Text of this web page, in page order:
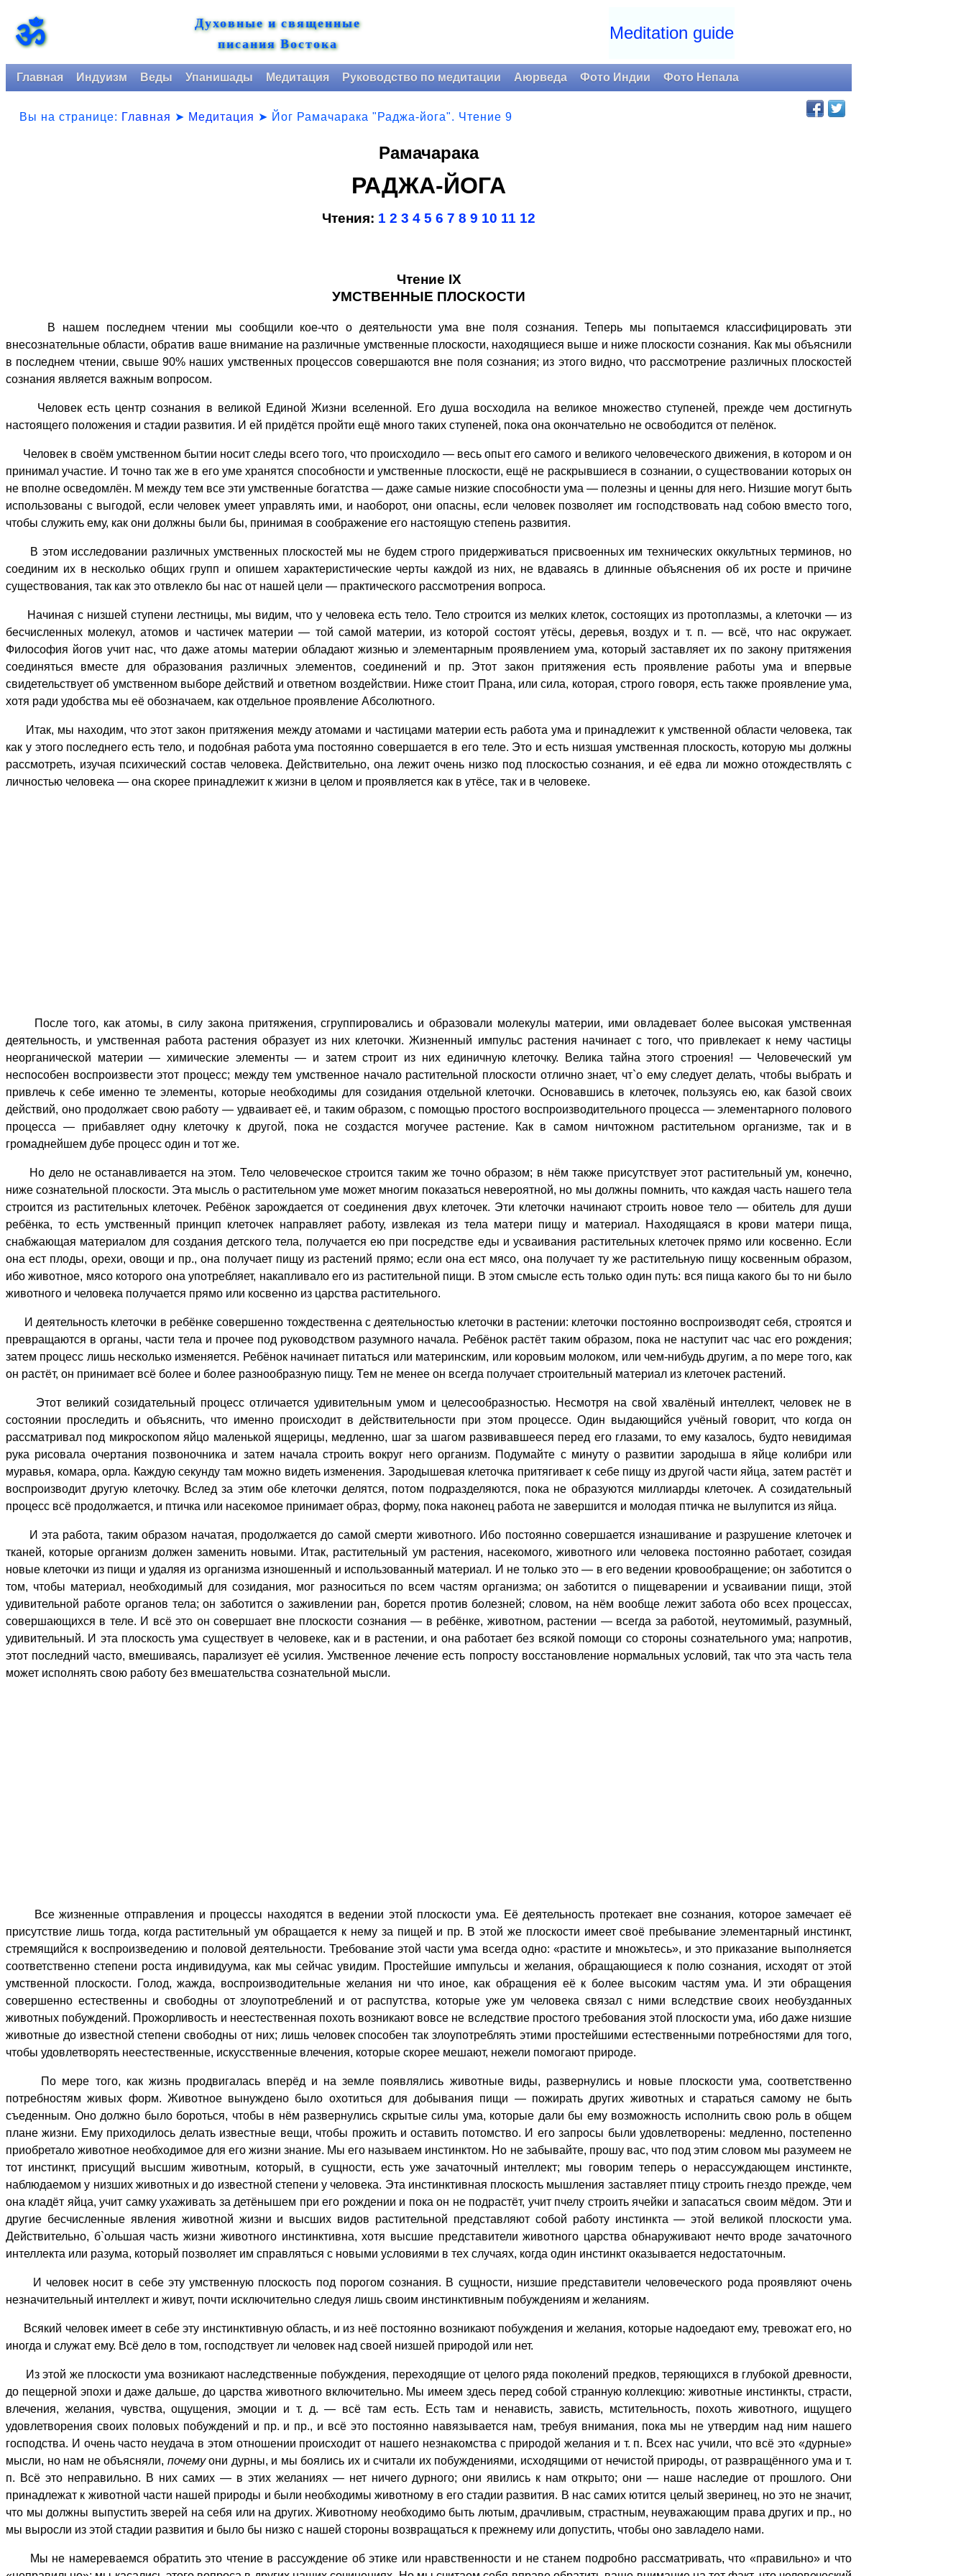
ॐ
Духовные и священные
писания Востока
Meditation guide
Главная Индуизм Веды Упанишады Медитация Руководство по медитации Аюрведа Фото Индии Фото Непала
Вы на странице: Главная ➤ Медитация ➤ Йог Рамачарака "Раджа-йога". Чтение 9
Рамачарака
РАДЖА-ЙОГА
Чтения: 1 2 3 4 5 6 7 8 9 10 11 12
Чтение IX
УМСТВЕННЫЕ ПЛОСКОСТИ
В нашем последнем чтении мы сообщили кое-что о деятельности ума вне поля сознания. Теперь мы попытаемся классифицировать эти
внесознательные области, обратив ваше внимание на различные умственные плоскости, находящиеся выше и ниже плоскости сознания. Как мы объяснили
в последнем чтении, свыше 90% наших умственных процессов совершаются вне поля сознания; из этого видно, что рассмотрение различных плоскостей
сознания является важным вопросом.
Человек есть центр сознания в великой Единой Жизни вселенной. Его душа восходила на великое множество ступеней, прежде чем достигнуть
настоящего положения и стадии развития. И ей придётся пройти ещё много таких ступеней, пока она окончательно не освободится от пелёнок.
Человек в своём умственном бытии носит следы всего того, что происходило — весь опыт его самого и великого человеческого движения, в котором и он
принимал участие. И точно так же в его уме хранятся способности и умственные плоскости, ещё не раскрывшиеся в сознании, о существовании которых он
не вполне осведомлён. М между тем все эти умственные богатства — даже самые низкие способности ума — полезны и ценны для него. Низшие могут быть
использованы с выгодой, если человек умеет управлять ими, и наоборот, они опасны, если человек позволяет им господствовать над собою вместо того,
чтобы служить ему, как они должны были бы, принимая в соображение его настоящую степень развития.
В этом исследовании различных умственных плоскостей мы не будем строго придерживаться присвоенных им технических оккультных терминов, но
соединим их в несколько общих групп и опишем характеристические черты каждой из них, не вдаваясь в длинные объяснения об их росте и причине
существования, так как это отвлекло бы нас от нашей цели — практического рассмотрения вопроса.
Начиная с низшей ступени лестницы, мы видим, что у человека есть тело. Тело строится из мелких клеток, состоящих из протоплазмы, а клеточки — из
бесчисленных молекул, атомов и частичек материи — той самой материи, из которой состоят утёсы, деревья, воздух и т. п. — всё, что нас окружает.
Философия йогов учит нас, что даже атомы материи обладают жизнью и элементарным проявлением ума, который заставляет их по закону притяжения
соединяться вместе для образования различных элементов, соединений и пр. Этот закон притяжения есть проявление работы ума и впервые
свидетельствует об умственном выборе действий и ответном воздействии. Ниже стоит Прана, или сила, которая, строго говоря, есть также проявление ума,
хотя ради удобства мы её обозначаем, как отдельное проявление Абсолютного.
Итак, мы находим, что этот закон притяжения между атомами и частицами материи есть работа ума и принадлежит к умственной области человека, так
как у этого последнего есть тело, и подобная работа ума постоянно совершается в его теле. Это и есть низшая умственная плоскость, которую мы должны
рассмотреть, изучая психический состав человека. Действительно, она лежит очень низко под плоскостью сознания, и её едва ли можно отождествлять с
личностью человека — она скорее принадлежит к жизни в целом и проявляется как в утёсе, так и в человеке.
После того, как атомы, в силу закона притяжения, сгруппировались и образовали молекулы материи, ими овладевает более высокая умственная
деятельность, и умственная работа растения образует из них клеточки. Жизненный импульс растения начинает с того, что привлекает к нему частицы
неорганической материи — химические элементы — и затем строит из них единичную клеточку. Велика тайна этого строения! — Человеческий ум
неспособен воспроизвести этот процесс; между тем умственное начало растительной плоскости отлично знает, чт`о ему следует делать, чтобы выбрать и
привлечь к себе именно те элементы, которые необходимы для созидания отдельной клеточки. Основавшись в клеточек, пользуясь ею, как базой своих
действий, оно продолжает свою работу — удваивает её, и таким образом, с помощью простого воспроизводительного процесса — элементарного полового
процесса — прибавляет одну клеточку к другой, пока не создастся могучее растение. Как в самом ничтожном растительном организме, так и в
громаднейшем дубе процесс один и тот же.
Но дело не останавливается на этом. Тело человеческое строится таким же точно образом; в нём также присутствует этот растительный ум, конечно,
ниже сознательной плоскости. Эта мысль о растительном уме может многим показаться невероятной, но мы должны помнить, что каждая часть нашего тела
строится из растительных клеточек. Ребёнок зарождается от соединения двух клеточек. Эти клеточки начинают строить новое тело — обитель для души
ребёнка, то есть умственный принцип клеточек направляет работу, извлекая из тела матери пищу и материал. Находящаяся в крови матери пища,
снабжающая материалом для создания детского тела, получается ею при посредстве еды и усваивания растительных клеточек прямо или косвенно. Если
она ест плоды, орехи, овощи и пр., она получает пищу из растений прямо; если она ест мясо, она получает ту же растительную пищу косвенным образом,
ибо животное, мясо которого она употребляет, накапливало его из растительной пищи. В этом смысле есть только один путь: вся пища какого бы то ни было
животного и человека получается прямо или косвенно из царства растительного.
И деятельность клеточки в ребёнке совершенно тождественна с деятельностью клеточки в растении: клеточки постоянно воспроизводят себя, строятся и
превращаются в органы, части тела и прочее под руководством разумного начала. Ребёнок растёт таким образом, пока не наступит час час его рождения;
затем процесс лишь несколько изменяется. Ребёнок начинает питаться или материнским, или коровьим молоком, или чем-нибудь другим, а по мере того, как
он растёт, он принимает всё более и более разнообразную пищу. Тем не менее он всегда получает строительный материал из клеточек растений.
Этот великий созидательный процесс отличается удивительным умом и целесообразностью. Несмотря на свой хвалёный интеллект, человек не в
состоянии проследить и объяснить, что именно происходит в действительности при этом процессе. Один выдающийся учёный говорит, что когда он
рассматривал под микроскопом яйцо маленькой ящерицы, медленно, шаг за шагом развивавшееся перед его глазами, то ему казалось, будто невидимая
рука рисовала очертания позвоночника и затем начала строить вокруг него организм. Подумайте с минуту о развитии зародыша в яйце колибри или
муравья, комара, орла. Каждую секунду там можно видеть изменения. Зародышевая клеточка притягивает к себе пищу из другой части яйца, затем растёт и
воспроизводит другую клеточку. Вслед за этим обе клеточки делятся, потом подразделяются, пока не образуются миллиарды клеточек. А созидательный
процесс всё продолжается, и птичка или насекомое принимает образ, форму, пока наконец работа не завершится и молодая птичка не вылупится из яйца.
И эта работа, таким образом начатая, продолжается до самой смерти животного. Ибо постоянно совершается изнашивание и разрушение клеточек и
тканей, которые организм должен заменить новыми. Итак, растительный ум растения, насекомого, животного или человека постоянно работает, созидая
новые клеточки из пищи и удаляя из организма изношенный и использованный материал. И не только это — в его ведении кровообращение; он заботится о
том, чтобы материал, необходимый для созидания, мог разноситься по всем частям организма; он заботится о пищеварении и усваивании пищи, этой
удивительной работе органов тела; он заботится о заживлении ран, борется против болезней; словом, на нём вообще лежит забота обо всех процессах,
совершающихся в теле. И всё это он совершает вне плоскости сознания — в ребёнке, животном, растении — всегда за работой, неутомимый, разумный,
удивительный. И эта плоскость ума существует в человеке, как и в растении, и она работает без всякой помощи со стороны сознательного ума; напротив,
этот последний часто, вмешиваясь, парализует её усилия. Умственное лечение есть попросту восстановление нормальных условий, так что эта часть тела
может исполнять свою работу без вмешательства сознательной мысли.
Все жизненные отправления и процессы находятся в ведении этой плоскости ума. Её деятельность протекает вне сознания, которое замечает её
присутствие лишь тогда, когда растительный ум обращается к нему за пищей и пр. В этой же плоскости имеет своё пребывание элементарный инстинкт,
стремящийся к воспроизведению и половой деятельности. Требование этой части ума всегда одно: «растите и множьтесь», и это приказание выполняется
соответственно степени роста индивидуума, как мы сейчас увидим. Простейшие импульсы и желания, обращающиеся к полю сознания, исходят от этой
умственной плоскости. Голод, жажда, воспроизводительные желания ни что иное, как обращения её к более высоким частям ума. И эти обращения
совершенно естественны и свободны от злоупотреблений и от распутства, которые уже ум человека связал с ними вследствие своих необузданных
животных побуждений. Прожорливость и неестественная похоть возникают вовсе не вследствие простого требования этой плоскости ума, ибо даже низшие
животные до известной степени свободны от них; лишь человек способен так злоупотреблять этими простейшими естественными потребностями для того,
чтобы удовлетворять неестественные, искусственные влечения, которые скорее мешают, нежели помогают природе.
По мере того, как жизнь продвигалась вперёд и на земле появлялись животные виды, развернулись и новые плоскости ума, соответственно
потребностям живых форм. Животное вынуждено было охотиться для добывания пищи — пожирать других животных и стараться самому не быть
съеденным. Оно должно было бороться, чтобы в нём развернулись скрытые силы ума, которые дали бы ему возможность исполнить свою роль в общем
плане жизни. Ему приходилось делать известные вещи, чтобы прожить и оставить потомство. И его запросы были удовлетворены: медленно, постепенно
приобретало животное необходимое для его жизни знание. Мы его называем инстинктом. Но не забывайте, прошу вас, что под этим словом мы разумеем не
тот инстинкт, присущий высшим животным, который, в сущности, есть уже зачаточный интеллект; мы говорим теперь о нерассуждающем инстинкте,
наблюдаемом у низших животных и до известной степени у человека. Эта инстинктивная плоскость мышления заставляет птицу строить гнездо прежде, чем
она кладёт яйца, учит самку ухаживать за детёнышем при его рождении и пока он не подрастёт, учит пчелу строить ячейки и запасаться своим мёдом. Эти и
другие бесчисленные явления животной жизни и высших видов растительной представляют собой работу инстинкта — этой великой плоскости ума.
Действительно, б`ольшая часть жизни животного инстинктивна, хотя высшие представители животного царства обнаруживают нечто вроде зачаточного
интеллекта или разума, который позволяет им справляться с новыми условиями в тех случаях, когда один инстинкт оказывается недостаточным.
И человек носит в себе эту умственную плоскость под порогом сознания. В сущности, низшие представители человеческого рода проявляют очень
незначительный интеллект и живут, почти исключительно следуя лишь своим инстинктивным побуждениям и желаниям.
Всякий человек имеет в себе эту инстинктивную область, и из неё постоянно возникают побуждения и желания, которые надоедают ему, тревожат его, но
иногда и служат ему. Всё дело в том, господствует ли человек над своей низшей природой или нет.
Из этой же плоскости ума возникают наследственные побуждения, переходящие от целого ряда поколений предков, теряющихся в глубокой древности,
до пещерной эпохи и даже дальше, до царства животного включительно. Мы имеем здесь перед собой странную коллекцию: животные инстинкты, страсти,
влечения, желания, чувства, ощущения, эмоции и т. д. — всё там есть. Есть там и ненависть, зависть, мстительность, похоть животного, ищущего
удовлетворения своих половых побуждений и пр. и пр., и всё это постоянно навязывается нам, требуя внимания, пока мы не утвердим над ним нашего
господства. И очень часто неудача в этом отношении происходит от нашего незнакомства с природой желания и т. п. Всех нас учили, что всё это «дурные»
мысли, но нам не объясняли, почемуони дурны, и мы боялись их и считали их побуждениями, исходящими от нечистой природы, от развращённого ума и т.
п. Всё это неправильно. В них самих — в этих желаниях — нет ничего дурного; они явились к нам открыто; они — наше наследие от прошлого. Они
принадлежат к животной части нашей природы и были необходимы животному в его стадии развития. В нас самих ютится целый зверинец, но это не значит,
что мы должны выпустить зверей на себя или на других. Животному необходимо быть лютым, драчливым, страстным, неуважающим права других и пр., но
мы выросли из этой стадии развития и было бы низко с нашей стороны возвращаться к прежнему или допустить, чтобы оно завладело нами.
Мы не намереваемся обратить это чтение в рассуждение об этике или нравственности и не станем подробно рассматривать, что «правильно» и что